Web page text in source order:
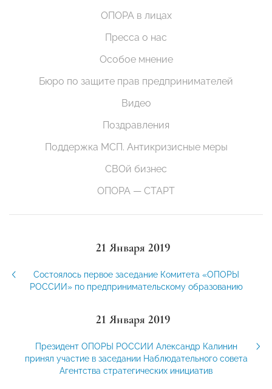
ОПОРА в лицах
Пресса о нас
Особое мнение
Бюро по защите прав предпринимателей
Видео
Поздравления
Поддержка МСП. Антикризисные меры
СВОй бизнес
ОПОРА — СТАРТ
21 Января 2019
Состоялось первое заседание Комитета «ОПОРЫ
РОССИИ» по предпринимательскому образованию
21 Января 2019
Президент ОПОРЫ РОССИИ Александр Калинин
принял участие в заседании Наблюдательного совета
Агентства стратегических инициатив